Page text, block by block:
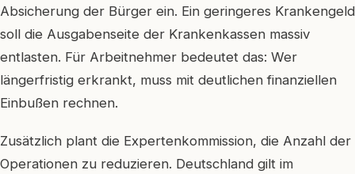
Absicherung der Bürger ein. Ein geringeres Krankengeld
soll die Ausgabenseite der Krankenkassen massiv
entlasten. Für Arbeitnehmer bedeutet das: Wer
längerfristig erkrankt, muss mit deutlichen finanziellen
Einbußen rechnen.
Zusätzlich plant die Expertenkommission, die Anzahl der
Operationen zu reduzieren. Deutschland gilt im